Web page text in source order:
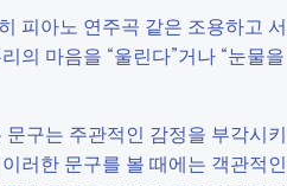
피아노 연주곡 같은 조용하고
의 마음을 “울린다”거나 “눈물
구는 주관적인 감정을 부각시
러한 문구를 볼 때에는 객관적